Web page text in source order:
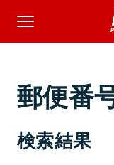
郵便番
検索結果